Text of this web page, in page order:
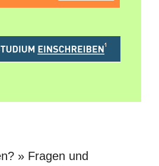
» Fragen und